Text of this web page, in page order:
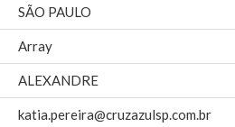
SÃO PAULO
Array
ALEXANDRE
katia.pereira@cruzazulsp.com.br